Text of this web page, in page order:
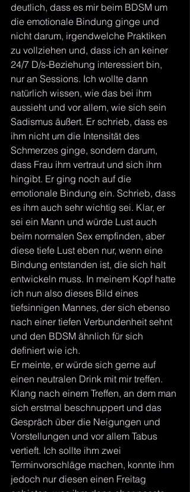
deutlich, dass es mir beim BDSM um
die emotionale Bindung ginge und
nicht darum, irgendwelche Praktiken
zu vollziehen und, dass ich an keiner
24/7 D/s-Beziehung interessiert bin,
nur an Sessions. Ich wollte dann
natürlich wissen, wie das bei ihm
aussieht und vor allem, wie sich sein
Sadismus äußert. Er schrieb, dass es
ihm nicht um die Intensität des
Schmerzes ginge, sondern darum,
dass Frau ihm vertraut und sich ihm
hingibt. Er ging noch auf die
emotionale Bindung ein. Schrieb, dass
es ihm auch sehr wichtig sei. Klar, er
sei ein Mann und würde Lust auch
beim normalen Sex empfinden, aber
diese tiefe Lust eben nur, wenn eine
Bindung entstanden ist, die sich halt
entwickeln muss. In meinem Kopf hatte
ich nun also dieses Bild eines
tiefsinnigen Mannes, der sich ebenso
nach einer tiefen Verbundenheit sehnt
und den BDSM ähnlich für sich
definiert wie ich.
Er meinte, er würde sich gerne auf
einen neutralen Drink mit mir treffen.
Klang nach einem Treffen, an dem man
sich erstmal beschnuppert und das
Gespräch über die Neigungen und
Vorstellungen und vor allem Tabus
vertieft. Ich sollte ihm zwei
Terminvorschläge machen, konnte ihm
jedoch nur diesen einen Freitag